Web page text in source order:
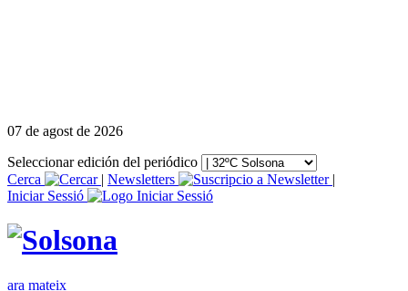
07 de agost de 2026
Seleccionar edición del periódico
Cerca
| Newsletters
|
Iniciar Sessió
ara mateix